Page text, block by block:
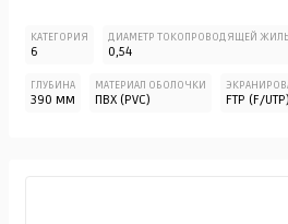
КАТЕГОРИЯ
6
ДИАМЕТР ТОКОПРОВОДЯЩЕЙ
0,54
ГЛУБИНА
390 мм
МАТЕРИАЛ ОБОЛОЧКИ
ПВХ (PVC) FTP (F/